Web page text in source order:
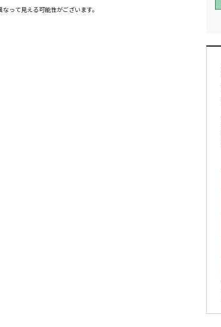
って見える可能性がございます。